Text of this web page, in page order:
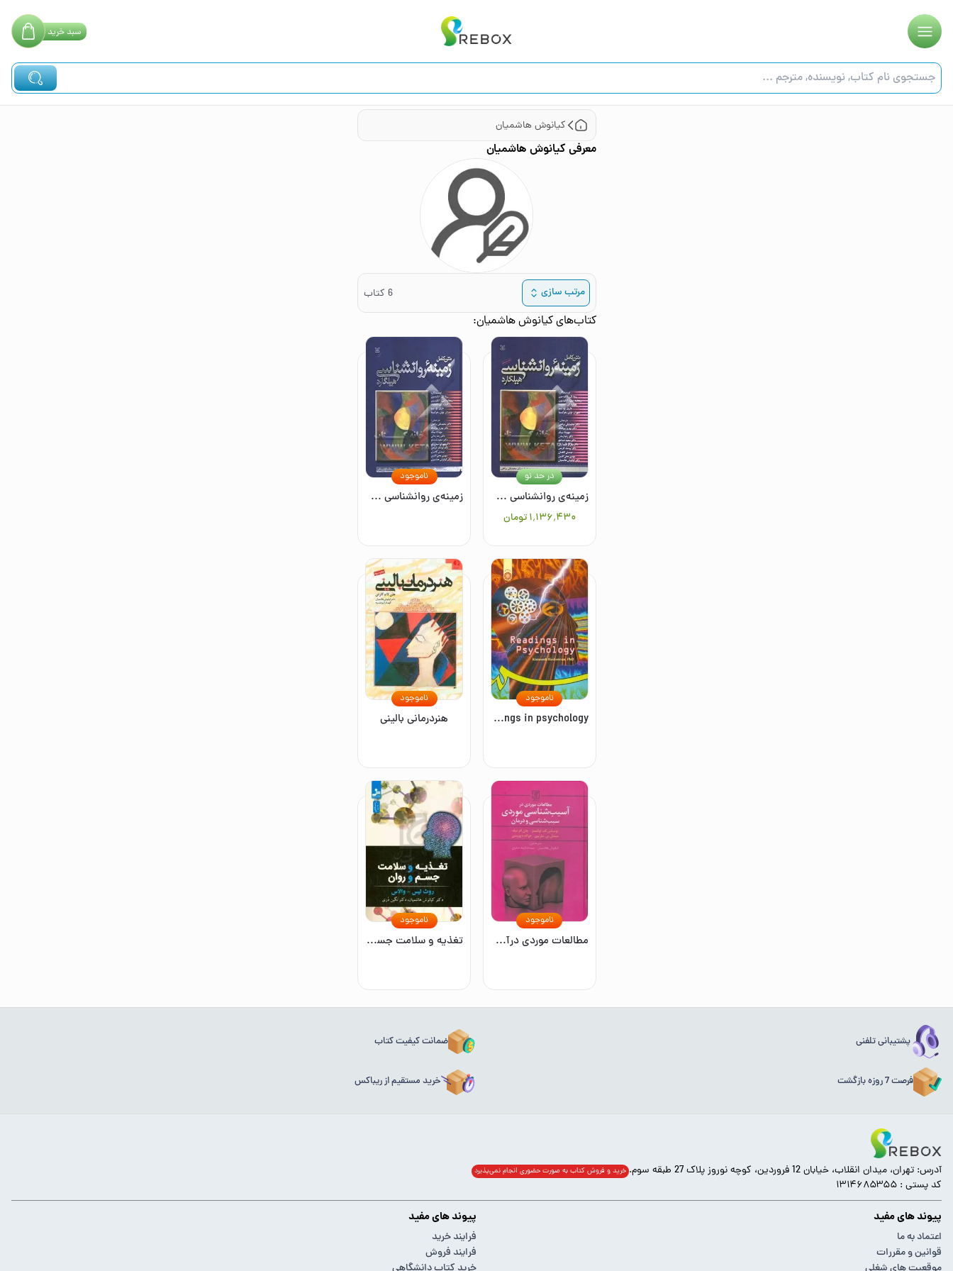
سبدخرید
کیانوش هاشمیان
معرفی کیانوش هاشمیان
مرتب سازی 6 کتاب
کتاب‌هایکیانوش هاشمیان:
زمینه‌ی روانشناسی هیلگارد
۱٬۱۳۶٬۴۳۰ تومان
در حد نو
زمینه‌ی روانشناسی هیلگارد/متن کامل
ناموجود
Readings in psychology/متون روانشناسی
ناموجود
هنردرمانی بالینی
ناموجود
مطالعات موردی درآسیب شناسی موردی
ناموجود
تغذیه و سلامت جسم و روان
ناموجود
پشتیبانی تلفنی ضمانت کیفیت کتاب
فرصت 7 روزه بازگشت خرید مستقیم از ریباکس
آدرس: تهران، میدان انقلاب، خیابان 12 فروردین، کوچه نوروز پلاک 27 طبقه سوم. خرید و فروش کتاب به صورت حضوری انجام‌ نمی‌پذیرد
کد پستی : ۱۳۱۴۶۸۵۳۵۵
پیوند های مفید
اعتماد به ما
قوانین و مقررات
پیوند های مفید
فرایند خرید
فرایند فروش